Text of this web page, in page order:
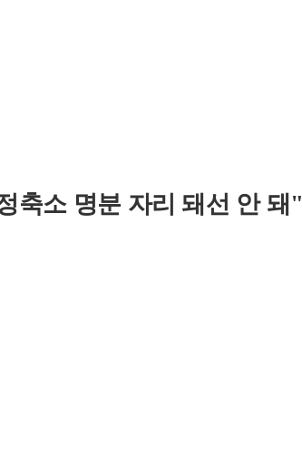
축소 명분 자리 돼선 안 돼"